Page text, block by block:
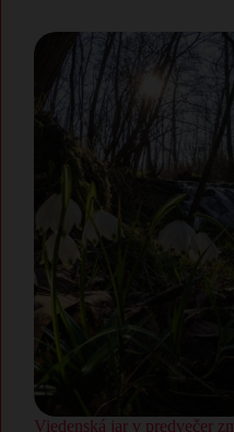
Viedenská jar v predvečer